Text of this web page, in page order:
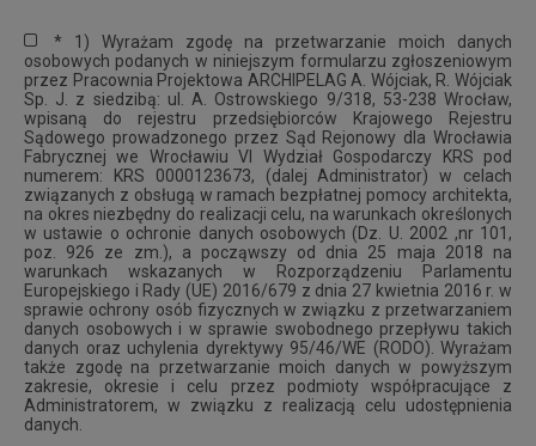
* 1) Wyrażam zgodę na przetwarzanie moich danych
osobowych podanych w niniejszym formularzu zgłoszeniowym
przez Pracownia Projektowa ARCHIPELAG A. Wójciak, R. Wójciak
Sp. J. z siedzibą: ul. A. Ostrowskiego 9/318, 53-238 Wrocław,
wpisaną do rejestru przedsiębiorców Krajowego Rejestru
Sądowego prowadzonego przez Sąd Rejonowy dla Wrocławia
Fabrycznej we Wrocławiu VI Wydział Gospodarczy KRS pod
numerem: KRS 0000123673, (dalej Administrator) w celach
związanych z obsługą w ramach bezpłatnej pomocy architekta,
na okres niezbędny do realizacji celu, na warunkach określonych
w ustawie o ochronie danych osobowych (Dz. U. 2002 ,nr 101,
poz. 926 ze zm.), a począwszy od dnia 25 maja 2018 na
warunkach wskazanych w Rozporządzeniu Parlamentu
Europejskiego i Rady (UE) 2016/679 z dnia 27 kwietnia 2016 r. w
sprawie ochrony osób fizycznych w związku z przetwarzaniem
danych osobowych i w sprawie swobodnego przepływu takich
danych oraz uchylenia dyrektywy 95/46/WE (RODO). Wyrażam
także zgodę na przetwarzanie moich danych w powyższym
zakresie, okresie i celu przez podmioty współpracujące z
Administratorem, w związku z realizacją celu udostępnienia
danych.